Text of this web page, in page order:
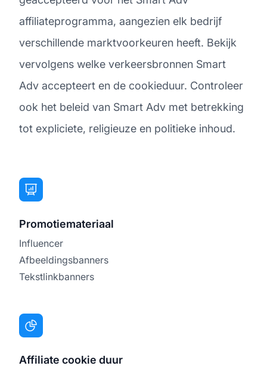
affiliateprogramma, aangezien elk bedrijf
verschillende marktvoorkeuren heeft. Bekijk
vervolgens welke verkeersbronnen Smart
Adv accepteert en de cookieduur. Controleer
ook het beleid van Smart Adv met betrekking
tot expliciete, religieuze en politieke inhoud.
Promotiemateriaal
Influencer
Afbeeldingsbanners
Tekstlinkbanners
Affiliate cookie duur